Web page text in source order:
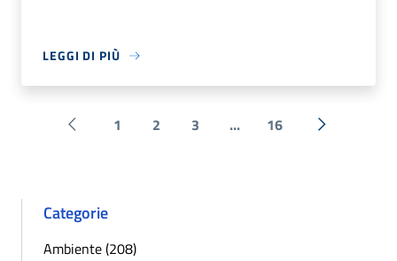
LEGGI DI PIÙ
Pagina precedente
1 2 3 ... 16 Successiva
Categorie
Ambiente (208)